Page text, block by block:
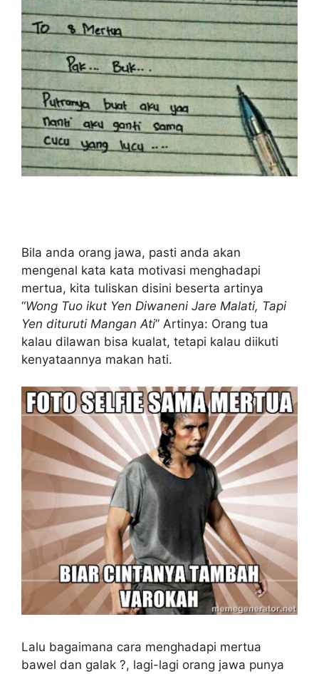
Bila anda orang jawa, pasti anda akan
mengenal kata kata motivasi menghadapi
mertua, kita tuliskan disini beserta artinya
“Wong Tuo ikut Yen Diwaneni Jare Malati, Tapi
Yen dituruti Mangan Ati” Artinya: Orang tua
kalau dilawan bisa kualat, tetapi kalau diikuti
kenyataannya makan hati.
Lalu bagaimana cara menghadapi mertua
bawel dan galak ?, lagi-lagi orang jawa punya